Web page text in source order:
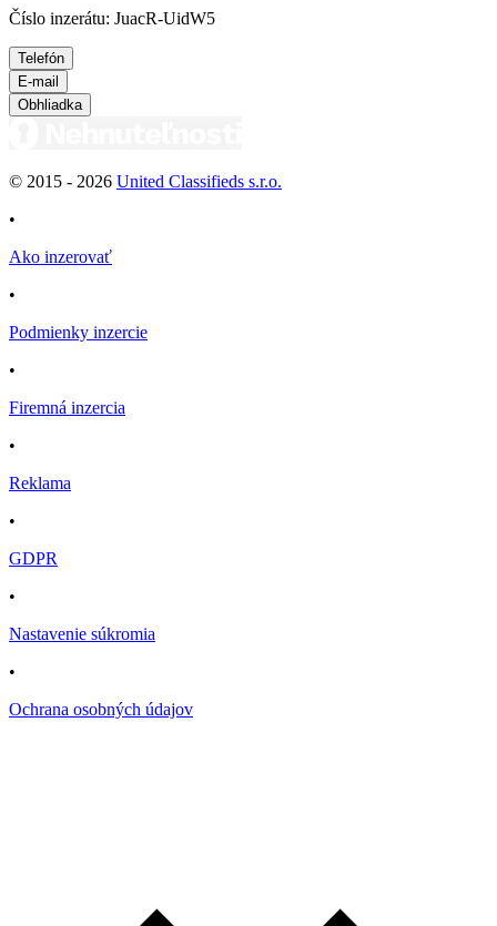
Číslo inzerátu: JuacR-UidW5
Telefón
E-mail
Obhliadka
© 2015 - 2026 United Classifieds s.r.o.
•
Ako inzerovať
•
Podmienky inzercie
•
Firemná inzercia
•
Reklama
•
GDPR
•
Nastavenie súkromia
•
Ochrana osobných údajov